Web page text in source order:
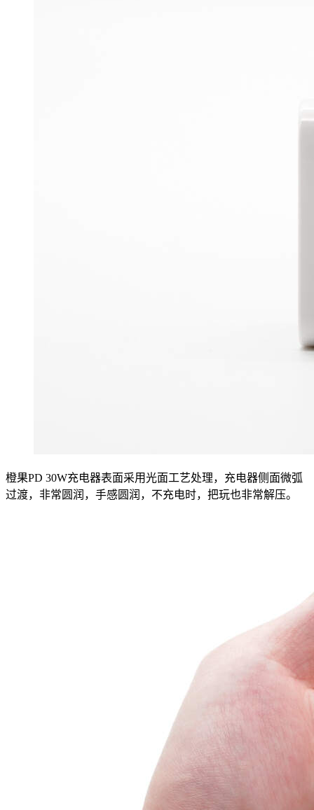
橙果PD 30W充电器表面采用光面工艺处理，充电器侧面微弧
过渡，非常圆润，手感圆润，不充电时，把玩也非常解压。